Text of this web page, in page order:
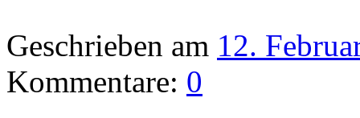
Geschrieben am 12.
Kommentare: 0